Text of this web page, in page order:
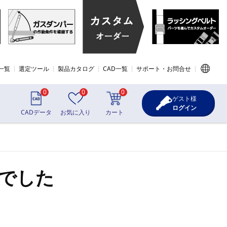
覧 選定ツール 製品カタログ CAD一覧 サポート・お問合せ
0
CADデータ
0
お気に入り
0
カート
ゲスト様
ログイン
した